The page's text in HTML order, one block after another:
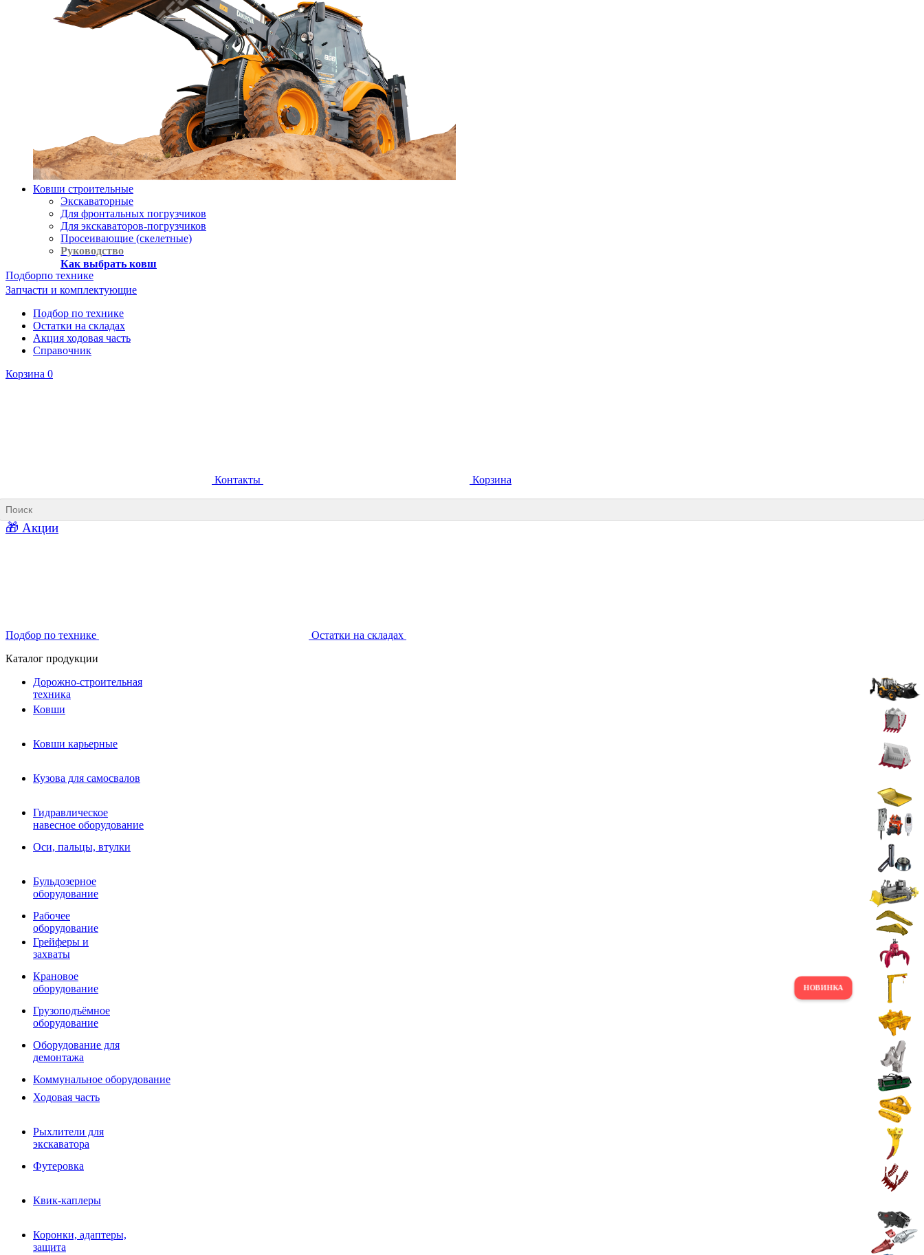
Ковши строительные
Экскаваторные
Для фронтальных погрузчиков
Для экскаваторов-погрузчиков
Просеивающие (скелетные)
Руководство
Как выбрать ковш
Ковши для фронтальных погрузчиков
Гидравлическое навесное
оборудование
Гидробуры и шнеки
Вибротрамбовки
Навесные дорожные фрезы
Виброрипперы
Ковши дробильные щековые
Ковши дробильные роторные
Сортировочные ковши барабанные
Сортировочные ковши вальцовые
Фрезы роторные
Фрезы дисковые
Траншеекопатели
Просеивающие ковши для фронтальных погрузчиков
Распределители асфальта
Переходные плиты
Гидроразводка
РВД
Сваерезки
Как выбрать гидромолот
Подборпо технике
Запчасти и комплектующие
Подбор по технике
Остатки на складах
Акция ходовая часть
Справочник
Корзина 0
Контакты Корзина
🎁 Акции
Подбор по технике
Остатки на складах
Каталог продукции
Дорожно-строительная
техника
Ковши
Ковши карьерные
Кузова для самосвалов
Гидравлическое
навесное оборудование
Оси, пальцы, втулки
Бульдозерное
оборудование
Рабочее
оборудование
Грейферы и
захваты
Крановое
оборудование
Грузоподъёмное
оборудование
Оборудование для
демонтажа
Коммунальное оборудование
Ходовая часть
Рыхлители для
экскаватора
Футеровка
Квик-каплеры
Коронки, адаптеры,
защита